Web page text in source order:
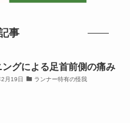
事
ングによる足首前側の痛み
月19日 ランナー特有の怪我